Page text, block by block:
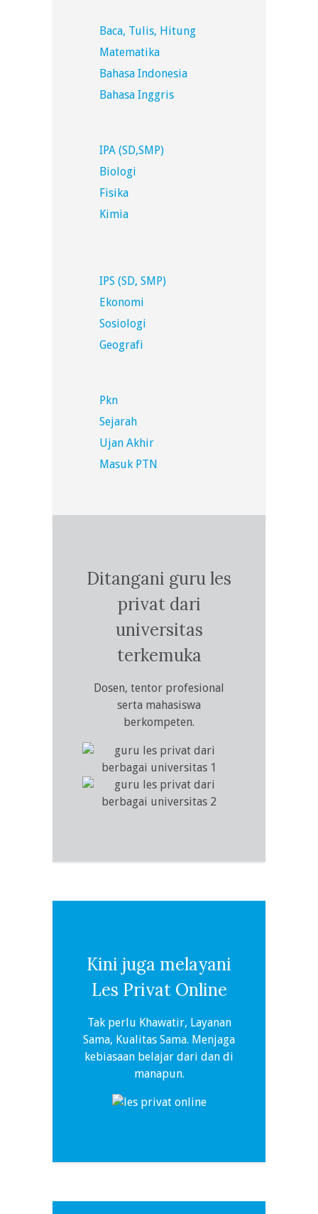
Baca, Tulis, Hitung
Matematika
Bahasa Indonesia
Bahasa Inggris
IPA (SD,SMP)
Biologi
Fisika
Kimia
IPS (SD, SMP)
Ekonomi
Sosiologi
Geografi
Pkn
Sejarah
Ujan Akhir
Masuk PTN
Ditangani guru les
privat dari
universitas
terkemuka
Dosen, tentor profesional
serta mahasiswa
berkompeten.
Kini juga melayani
Les Privat Online
Tak perlu Khawatir, Layanan
Sama, Kualitas Sama. Menjaga
kebiasaan belajar dari dan di
manapun.